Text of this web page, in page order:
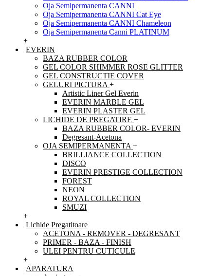
Oja Semipermanenta CANNI
Oja Semipermanenta CANNI Cat Eye
Oja Semipermanenta CANNI Chameleon
Oja Semipermanenta Canni PLATINUM
+
EVERIN
BAZA RUBBER COLOR
GEL COLOR SHIMMER ROSE GLITTER
GEL CONSTRUCTIE COVER
GELURI PICTURA +
Artistic Liner Gel Everin
EVERIN MARBLE GEL
EVERIN PLASTER GEL
LICHIDE DE PREGATIRE +
BAZA RUBBER COLOR- EVERIN
Degresant-Acetona
OJA SEMIPERMANENTA +
BRILLIANCE COLLECTION
DISCO
EVERIN PRESTIGE COLLECTION
FOREST
NEON
ROYAL COLLECTION
SMUZI
+
Lichide Pregatitoare
ACETONA - REMOVER - DEGRESANT
PRIMER - BAZA - FINISH
ULEI PENTRU CUTICULE
+
APARATURA